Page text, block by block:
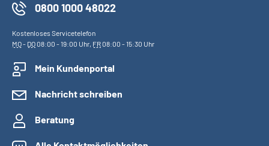
0800 1000 48022
Kostenloses Servicetelefon
MO- DO08:00 - 19:00 Uhr, FR08:00 - 15:30 Uhr
Mein Kundenportal
Nachricht schreiben
Beratung